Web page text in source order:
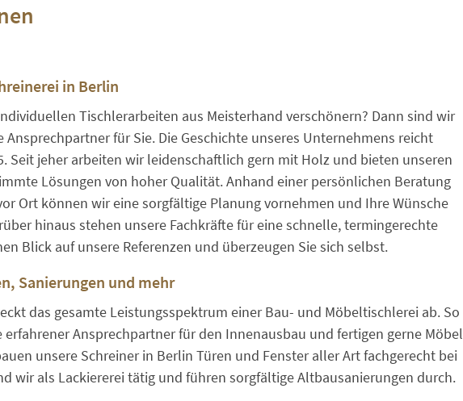
in Berlin
Tischlerarbeiten aus Meisterhand verschönern? Dann sind wir
für Sie. Die Geschichte unseres Unternehmens reicht
Seit jeher arbeiten wir leidenschaftlich gern mit Holz und bieten unseren
Lösungen von hoher Qualität. Anhand einer persönlichen Beratung
Ort können wir eine sorgfältige Planung vornehmen und Ihre Wünsche
hinaus stehen unsere Fachkräfte für eine schnelle, termingerechte
Blick auf unsere Referenzen und überzeugen Sie sich selbst.
Sanierungen und mehr
das gesamte Leistungsspektrum einer Bau- und Möbeltischlerei ab. So
Ansprechpartner für den Innenausbau und fertigen gerne Möbel
unsere Schreiner in Berlin Türen und Fenster aller Art fachgerecht bei
wir als Lackiererei tätig und führen sorgfältige Altbausanierungen durch.